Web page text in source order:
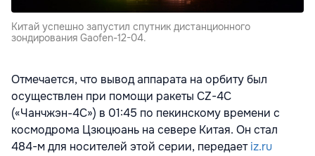
Китай успешно запустил спутник дистанционного
зондирования Gaofen-12-04.
Отмечается, что вывод аппарата на орбиту был
осуществлен при помощи ракеты CZ-4C
(«Чанчжэн-4C») в 01:45 по пекинскому времени с
космодрома Цзюцюань на севере Китая. Он стал
484-м для носителей этой серии, передаетiz.ru